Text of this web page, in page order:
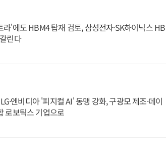
라'에도 HBM4 탑재 검토, 삼성전자·SK하이닉스 HB
린다
엔비디아 '피지컬 AI' 동맹 강화, 구광모 제조·데이
로보틱스 기업으로